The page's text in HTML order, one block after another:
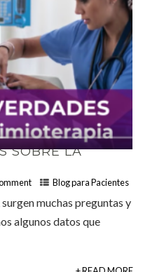
SOBRE LA
Blog para Pacientes
muchas preguntas y
algunos datos que